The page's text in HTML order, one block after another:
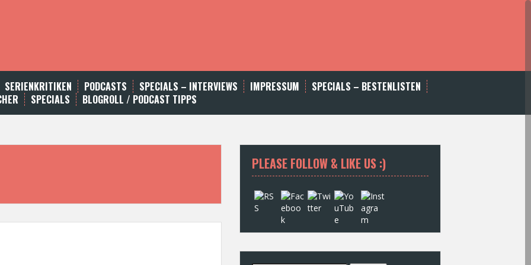
SERIENKRITIKEN PODCASTS SPECIALS – INTERVIEWS IMPRESSUM
SPECIALS – BESTENLISTEN
SPECIALS BLOGROLL / PODCAST TIPPS
PLEASE FOLLOW & LIKE US :)